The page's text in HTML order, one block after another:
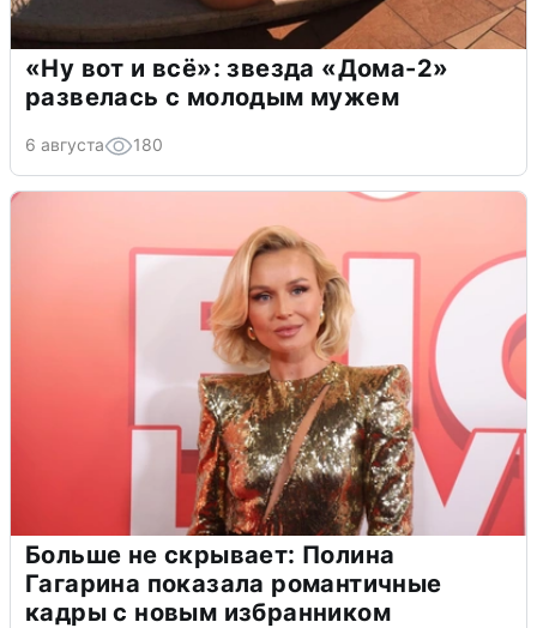
«Ну вот и всё»: звезда «Дома-2»
развелась с молодым мужем
6 августа 180
Больше не скрывает: Полина
Гагарина показала романтичные
кадры с новым избранником